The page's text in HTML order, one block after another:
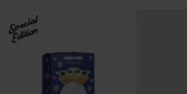
Special
Edition